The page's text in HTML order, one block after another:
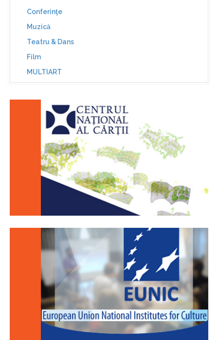
Conferinţe
Muzică
Teatru & Dans
Film
MULTIART